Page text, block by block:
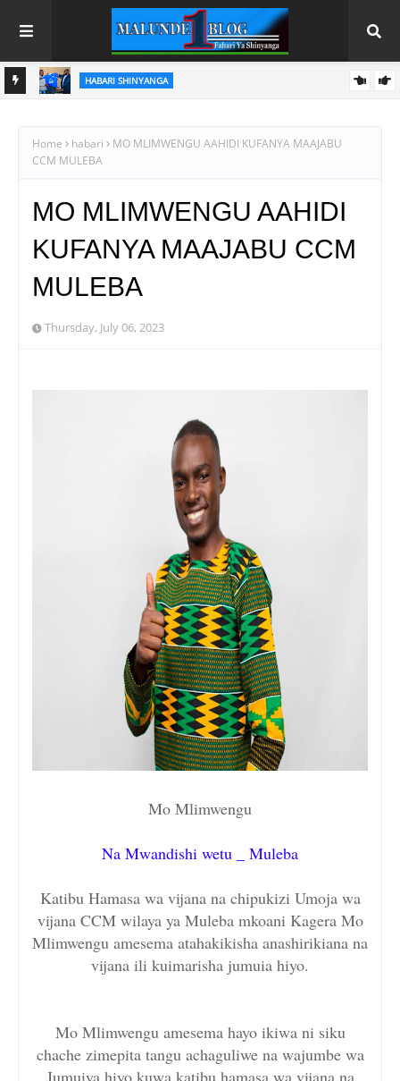
HABARI SHINYANGA
Home habari
MO MLIMWENGU AAHIDI KUFANYA MAAJABU
CCM MULEBA
MO MLIMWENGU AAHIDI
KUFANYA MAAJABU CCM
MULEBA
Thursday, July 06, 2023
Mo Mlimwengu
Na Mwandishi wetu _ Muleba
Katibu Hamasa wa vijana na chipukizi Umoja wa
vijana CCM wilaya ya Muleba mkoani Kagera Mo
Mlimwengu amesema atahakikisha anashirikiana na
vijana ili kuimarisha jumuia hiyo.
Mo Mlimwengu amesema hayo ikiwa ni siku
chache zimepita tangu achaguliwe na wajumbe wa
Jumuiya hiyo kuwa katibu hamasa wa vijana na